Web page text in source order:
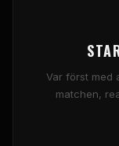
Var först med
matchen,